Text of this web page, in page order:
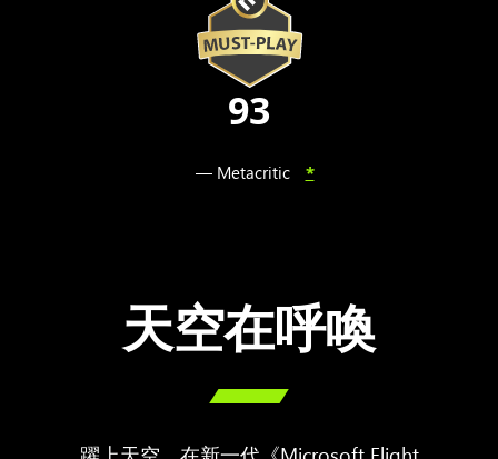
93
— Metacritic *
天空在呼喚
